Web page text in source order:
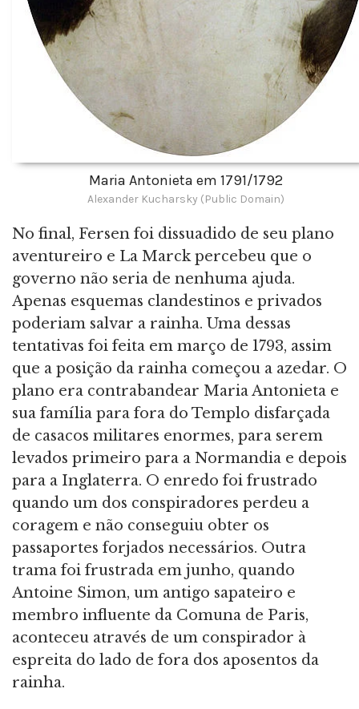
Maria Antonieta em 1791/1792
Alexander Kucharsky (Public Domain)
No final, Fersen foi dissuadido de seu plano
aventureiro e La Marck percebeu que o
governo não seria de nenhuma ajuda.
Apenas esquemas clandestinos e privados
poderiam salvar a rainha. Uma dessas
tentativas foi feita em março de 1793, assim
que a posição da rainha começou a azedar. O
plano era contrabandear Maria Antonieta e
sua família para fora do Templo disfarçada
de casacos militares enormes, para serem
levados primeiro para a Normandia e depois
para a Inglaterra. O enredo foi frustrado
quando um dos conspiradores perdeu a
coragem e não conseguiu obter os
passaportes forjados necessários. Outra
trama foi frustrada em junho, quando
Antoine Simon, um antigo sapateiro e
membro influente da Comuna de Paris,
aconteceu através de um conspirador à
espreita do lado de fora dos aposentos da
rainha.